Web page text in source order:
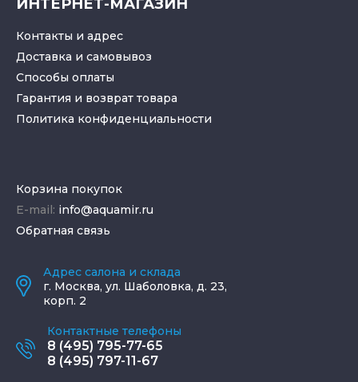
ИНТЕРНЕТ-МАГАЗИН
Контакты и адрес
Доставка и самовывоз
Способы оплаты
Гарантия и возврат товара
Политика конфиденциальности
Корзина покупок
E-mail: info@aquamir.ru
Обратная связь
Адрес салона и склада
г. Москва, ул. Шаболовка, д. 23,
корп. 2
Контактные телефоны
8 (495) 795-77-65
8 (495) 797-11-67